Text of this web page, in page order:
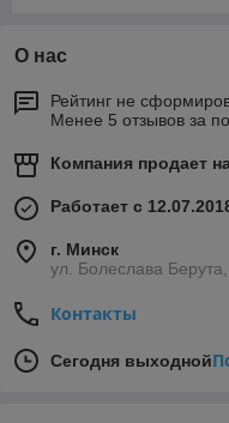
О нас
Рейтинг не
Менее 5 отзывов за
Компания продает
Работает с
г. Минск
ул. Болеслава
Контакты
Сегодня выходной